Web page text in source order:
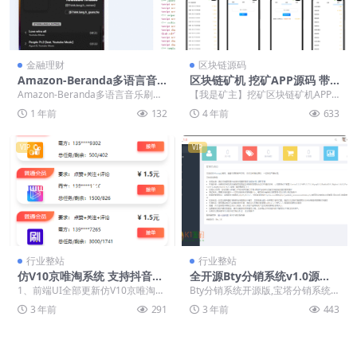
金融理财
Amazon-Beranda多语言音
乐刷单抢单源码/连单卡单+叠
加组规则+打针/前端html+后
端php【亲测源码】
Amazon-Beranda多语言音乐刷单
抢单源码/连单卡单+叠加组规则+打
针/...1 年前 132
区块链源码
区块链矿机 挖矿APP源码 带
交易市场 矿主分销系统源码
【我是矿主】挖矿区块链矿机APP
源码 主流功能 在线交易：用户之间
币币交易。 签...
4 年前 633
VIP
行业整站
仿V10京唯淘系统 支持抖音
+快手+刷宝+微视等所有主流
短视频点赞/关注/评论系统源
码
1、前端UI全部更新仿V10京唯淘系
统的 ； 2、修改支付接口为线下 ；
3、增...
3 年前 291
VIP
行业整站
全开源Bty分销系统v1.0源码,
宝塔分销系统源码 内置易支付
会员充值系统
Bty分销系统开源版,宝塔分销系统
开源版,该系统基于宝塔开放API底
层控制器，进...
3 年前 443